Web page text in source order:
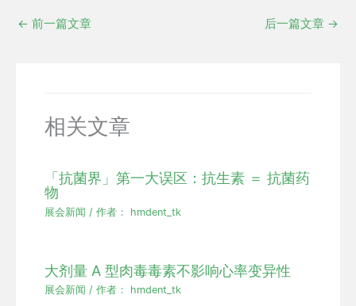
← 前一篇文章 后一篇文章 →
相关文章
「抗菌界」第一大误区：抗生素 ＝ 抗菌药
物
展会新闻 / 作者： hmdent_tk
大剂量 A 型肉毒毒素不影响心率变异性
展会新闻 / 作者： hmdent_tk